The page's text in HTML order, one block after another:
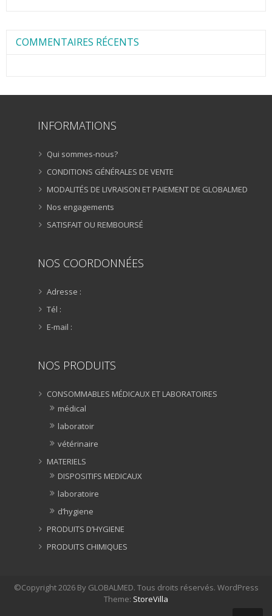
COMMENTAIRES RÉCENTS
INFORMATIONS
Qui sommes-nous?
CONDITIONS GÉNÉRALES DE VENTE
MODALITÉS DE LIVRAISON ET PAIEMENT DE GLOBALMED
Nos engagements
SATISFAIT OU REMBOURSÉ
NOS COORDONNÉES
Adresse :
Tél :
E-mail :
NOS PRODUITS
CONSOMMABLES MÉDICAUX ET LABORATOIRES
médical
laboratoir
vétérinaire
MATERIELS
DISPOSITIFS MEDICAUX
laboratoire
d’hygiene
PRODUITS D’HYGIENE
PRODUITS CHIMIQUES
©Copyright 2026 By GLOBALMED. Tous droits réservés. WordPress
Theme: StoreVilla